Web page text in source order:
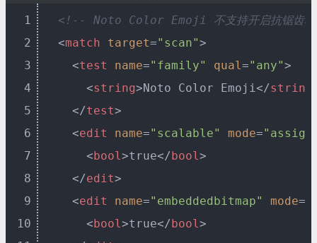
1
2
3
4
5
6
7
8
9
10
<!-- Noto Color Emoji 不支持开启抗锯齿和
<match target="scan">
<test name="family" qual="any">
<string>Noto Color Emoji</string
</test>
<edit name="scalable" mode=
< bool>true</ bool>
</edit>
<edit name="embeddedbitmap" mode=
< bool>true</ bool>